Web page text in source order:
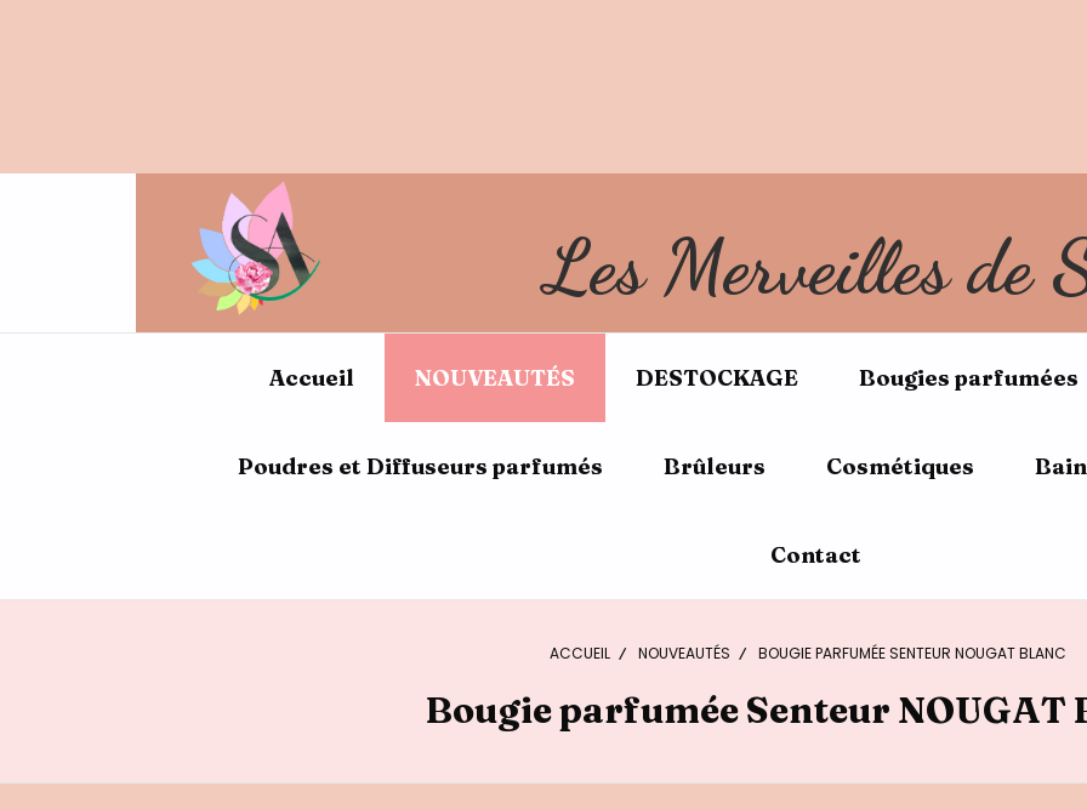
Les Merveilles de
Accueil NOUVEAUTÉS DESTOCKAGE Bougies parfumées
Poudres et Diffuseurs parfumés Brûleurs Cosmétiques
Contact
ACCUEIL NOUVEAUTÉS BOUGIE PARFUMÉE SENTEUR NOUGAT BLANC
Bougie parfumée Senteur NOUGAT